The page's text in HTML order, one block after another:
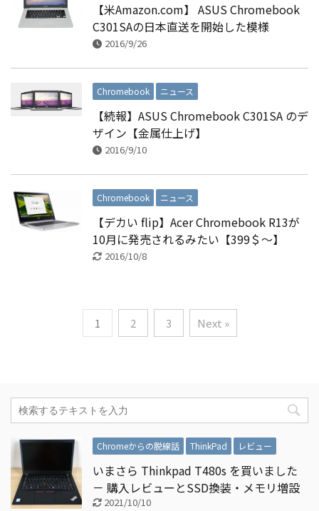
【米Amazon.com】 ASUS Chromebook
C301SAの日本直送を開始した模様
2016/9/26
Chromebook ニュース
【続報】ASUS Chromebook C301SA のデ
ザイン【金属仕上げ】
2016/9/10
Chromebook ニュース
【デカい flip】Acer Chromebook R13が
10月に発売されるみたい【399＄〜】
2016/10/8
1 2 3 Next »
Chromeからの脱線話 ThinkPad レビュー
いまさら Thinkpad T480s を買いました
－ 購入レビューとSSD換装・メモリ増設
2021/10/10